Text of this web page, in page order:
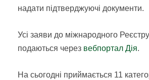
надати підтверджуючі документи.
Усі заяви до міжнародного Реєстру
подаються через вебпортал Дія.
На сьогодні приймається 11